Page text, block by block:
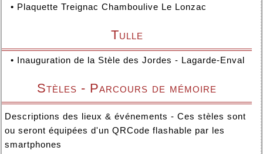
• Plaquette Treignac Chamboulive Le Lonzac
Tulle
• Inauguration de la Stèle des Jordes - Lagarde-Enval
Stèles - Parcours de mémoire
Descriptions des lieux & événements - Ces stèles sont
ou seront équipées d'un QRCode flashable par les
smartphones